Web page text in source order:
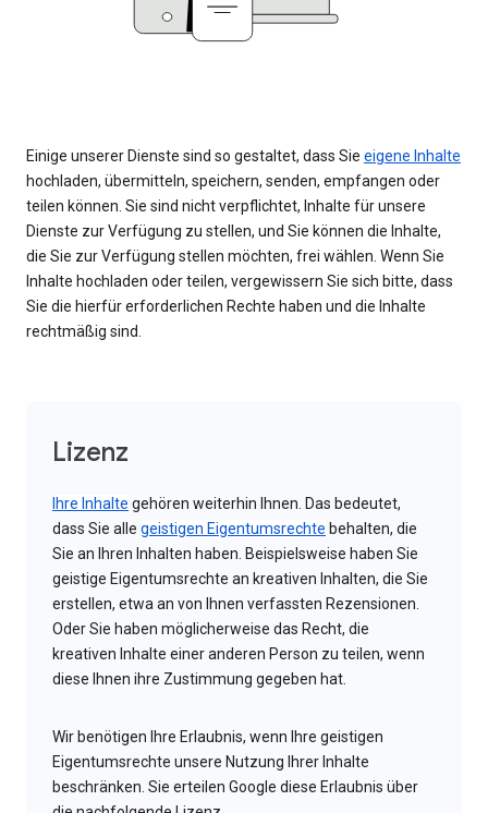
Einige unserer Dienste sind so gestaltet, dass Sie eigene Inhalte
hochladen, übermitteln, speichern, senden, empfangen oder
teilen können. Sie sind nicht verpflichtet, Inhalte für unsere
Dienste zur Verfügung zu stellen, und Sie können die Inhalte,
die Sie zur Verfügung stellen möchten, frei wählen. Wenn Sie
Inhalte hochladen oder teilen, vergewissern Sie sich bitte, dass
Sie die hierfür erforderlichen Rechte haben und die Inhalte
rechtmäßig sind.
Lizenz
Ihre Inhalte gehören weiterhin Ihnen. Das bedeutet,
dass Sie alle geistigen Eigentumsrechte behalten, die
Sie an Ihren Inhalten haben. Beispielsweise haben Sie
geistige Eigentumsrechte an kreativen Inhalten, die Sie
erstellen, etwa an von Ihnen verfassten Rezensionen.
Oder Sie haben möglicherweise das Recht, die
kreativen Inhalte einer anderen Person zu teilen, wenn
diese Ihnen ihre Zustimmung gegeben hat.
Wir benötigen Ihre Erlaubnis, wenn Ihre geistigen
Eigentumsrechte unsere Nutzung Ihrer Inhalte
beschränken. Sie erteilen Google diese Erlaubnis über